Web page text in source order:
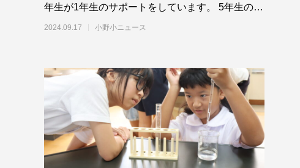
年生が1年生のサポートをしています。 5年生の家
庭科、裁縫です。
2024.09.17 小野小ニュース